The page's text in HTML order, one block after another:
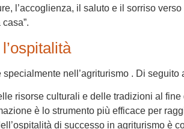
l’accoglienza, il saluto e il sorriso
nell’agriturismo . Di
risorse culturali e delle tradizioni al
è lo strumento più efficace per
di successo in agriturismo è